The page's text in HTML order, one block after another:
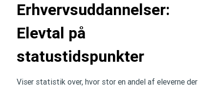
Erhvervsuddannelser:
Elevtal på
statustidspunkter
Viser statistik over, hvor stor en andel af eleverne der